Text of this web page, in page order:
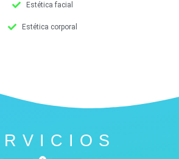
Estética facial
Estética corporal